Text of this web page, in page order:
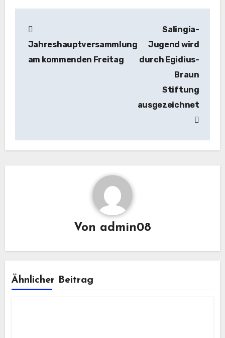
Jahreshauptversammlung
am kommenden Freitag
Salingia-
Jugend wird
durch Egidius-
Braun
Stiftung
ausgezeichnet
Von admin08
Ähnlicher Beitrag